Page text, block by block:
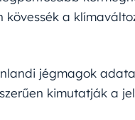
a
jégmagok
kimutatják a